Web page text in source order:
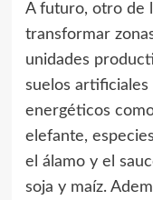
A futuro, otro de
transformar
unidades
suelos
energéticos
elefante,
el álamo y el
soja y maíz.